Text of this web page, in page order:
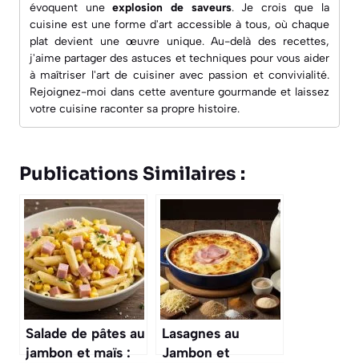
évoquent uneexplosion de saveurs. Je crois que la
cuisine est une forme d'art accessible à tous, où chaque
plat devient une œuvre unique. Au-delà des recettes,
j'aime partager des astuces et techniques pour vous aider
à maîtriser l'art de cuisiner avec passion et convivialité.
Rejoignez-moi dans cette aventure gourmande et laissez
votre cuisine raconter sa propre histoire.
Publications Similaires :
Salade de pâtes au
jambon et maïs :
Lasagnes au
Jambon et